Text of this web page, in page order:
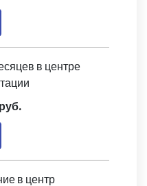
в центре
в центр